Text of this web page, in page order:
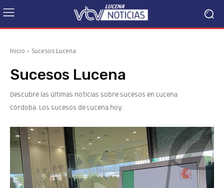
Inicio Sucesos Lucena
Sucesos Lucena
Descubre las últimas noticias sobre sucesos en Lucena
Córdoba. Los sucesos de Lucena hoy.